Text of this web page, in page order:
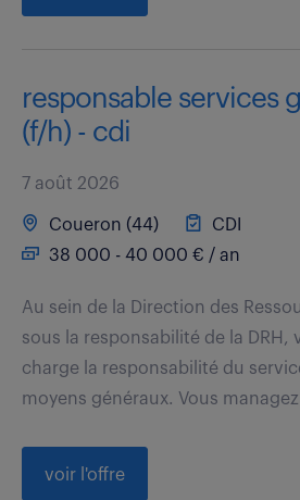
responsable services
(f/h) - cdi
7 août 2026
Coueron (44)
CDI
38 000 - 40 000 € / an
Au sein de la Direction des
sous la responsabilité de la DRH,
charge la responsabilité du
moyens généraux. Vous
voir l'offre